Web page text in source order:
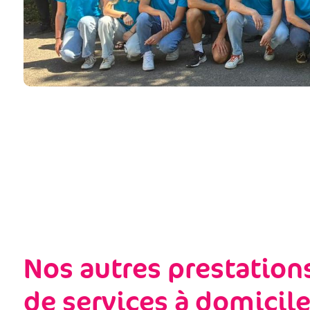
Nos autres
de services à domicile